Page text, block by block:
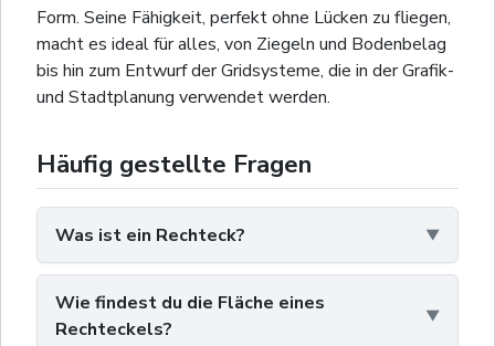
Form. Seine Fähigkeit, perfekt ohne Lücken zu fliegen,
macht es ideal für alles, von Ziegeln und Bodenbelag
bis hin zum Entwurf der Gridsysteme, die in der Grafik-
und Stadtplanung verwendet werden.
Häufig gestellte Fragen
Was ist ein Rechteck?
Wie findest du die Fläche eines
Rechteckels?